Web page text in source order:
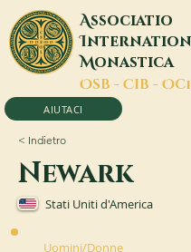
Associatio
I
Monastica
OSB - CIB - O
AIUTACI
< Indietro
Newark
Stati Uniti d'America
Uomini/Donne